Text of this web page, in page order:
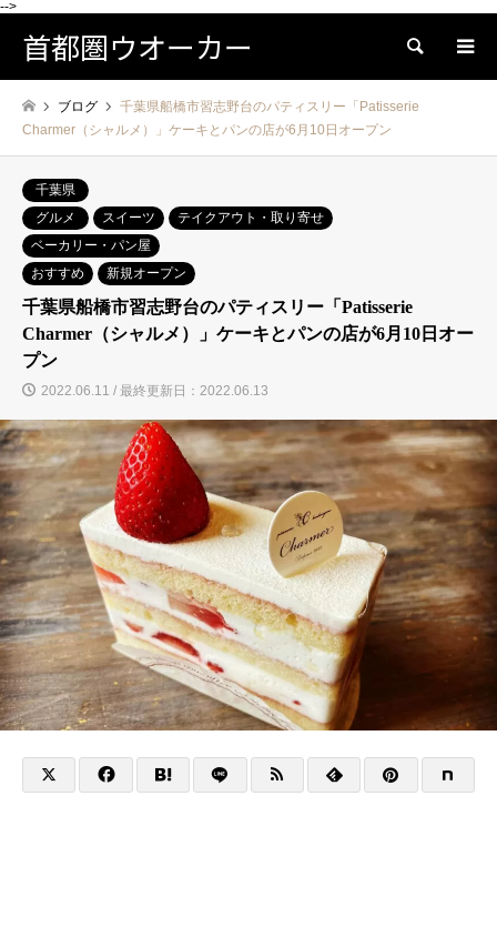
-->
首都圏ウオーカー 検索
ブログ
千葉県船橋市習志野台のパティスリー「Patisserie
Charmer（シャルメ）」ケーキとパンの店が6月10日オープン
千葉県
グルメ
スイーツ
テイクアウト・取り寄せ
ベーカリー・パン屋
おすすめ
新規オープン
千葉県船橋市習志野台のパティスリー「Patisserie
Charmer（シャルメ）」ケーキとパンの店が6月10日オー
プン
2022.06.11 / 最終更新日：2022.06.13